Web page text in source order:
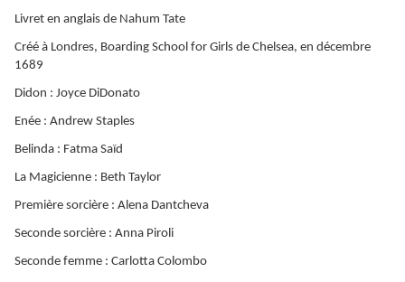
Livret en anglais de Nahum Tate
Créé à Londres, Boarding School for Girls de Chelsea, en décembre
1689
Didon : Joyce DiDonato
Enée : Andrew Staples
Belinda : Fatma Saïd
La Magicienne : Beth Taylor
Première sorcière : Alena Dantcheva
Seconde sorcière : Anna Piroli
Seconde femme : Carlotta Colombo